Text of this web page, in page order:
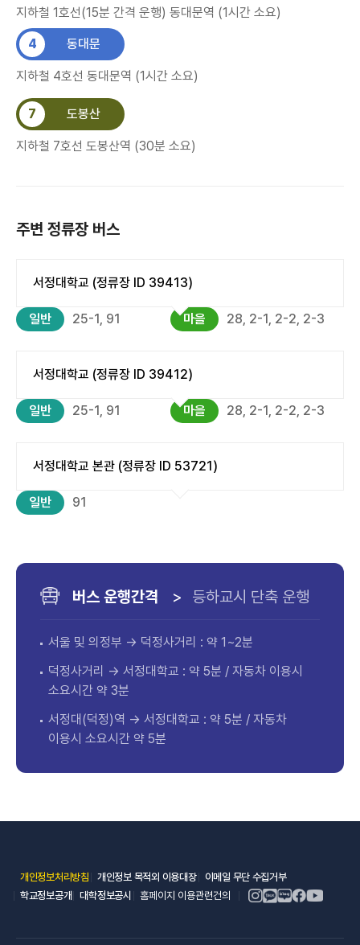
지하철 1호선(15분 간격 운행) 동대문역 (1시간 소요)
4 동대문
지하철 4호선 동대문역 (1시간 소요)
7 도봉산
지하철 7호선 도봉산역 (30분 소요)
주변 정류장 버스
서정대학교 (정류장 ID 39413)
일반 25-1, 91 마을 28, 2-1, 2-2, 2-3
서정대학교 (정류장 ID 39412)
일반 25-1, 91 마을 28, 2-1, 2-2, 2-3
서정대학교 본관 (정류장 ID 53721)
일반 91
버스 운행간격 > 등하교시 단축 운행
서울 및 의정부 → 덕정사거리 : 약 1~2분
덕정사거리 → 서정대학교 : 약 5분 / 자동차 이용시
소요시간 약 3분
서정대(덕정)역 → 서정대학교 : 약 5분 / 자동차
이용시 소요시간 약 5분
개인정보처리방침(새 창 열림)
개인정보 목적외 이용대장(새 창 열림)
이메일 무단 수집거부(새 창 열림)
학교정보공개(새 창 열림)
대학정보공시(새 창 열림)
홈페이지 이용관련건의